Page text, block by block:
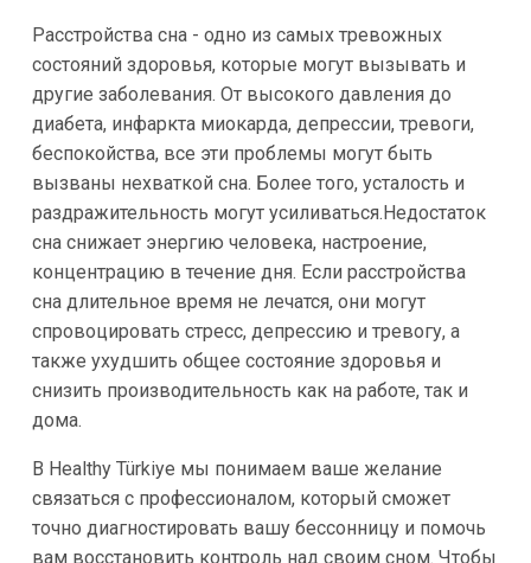
Расстройства сна - одно из самых тревожных
состояний здоровья, которые могут вызывать и
другие заболевания. От высокого давления до
диабета, инфаркта миокарда, депрессии, тревоги,
беспокойства, все эти проблемы могут быть
вызваны нехваткой сна. Более того, усталость и
раздражительность могут усиливаться.Недостаток
сна снижает энергию человека, настроение,
концентрацию в течение дня. Если расстройства
сна длительное время не лечатся, они могут
спровоцировать стресс, депрессию и тревогу, а
также ухудшить общее состояние здоровья и
снизить производительность как на работе, так и
дома.
В Healthy Türkiye мы понимаем ваше желание
связаться с профессионалом, который сможет
точно диагностировать вашу бессонницу и помочь
вам восстановить контроль над своим сном. Чтобы